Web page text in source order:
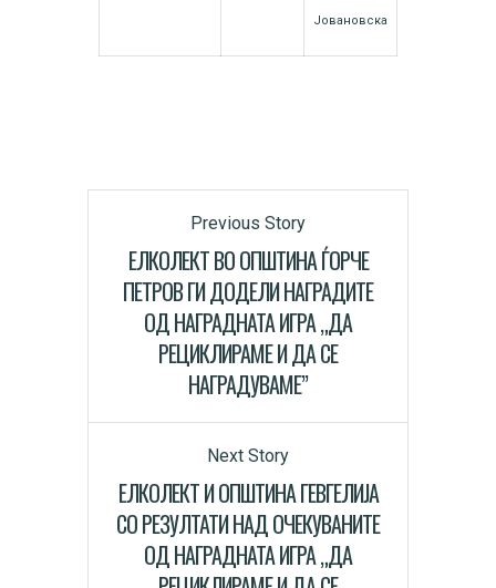
Јовановска
Previous Story
ЕЛКОЛЕКТ ВО ОПШТИНА ЃОРЧЕ
ПЕТРОВ ГИ ДОДЕЛИ НАГРАДИТЕ
ОД НАГРАДНАТА ИГРА „ДА
РЕЦИКЛИРАМЕ И ДА СЕ
НАГРАДУВАМЕ”
Next Story
ЕЛКОЛЕКТ И ОПШТИНА ГЕВГЕЛИЈА
СО РЕЗУЛТАТИ НАД ОЧЕКУВАНИТЕ
ОД НАГРАДНАТА ИГРА „ДА